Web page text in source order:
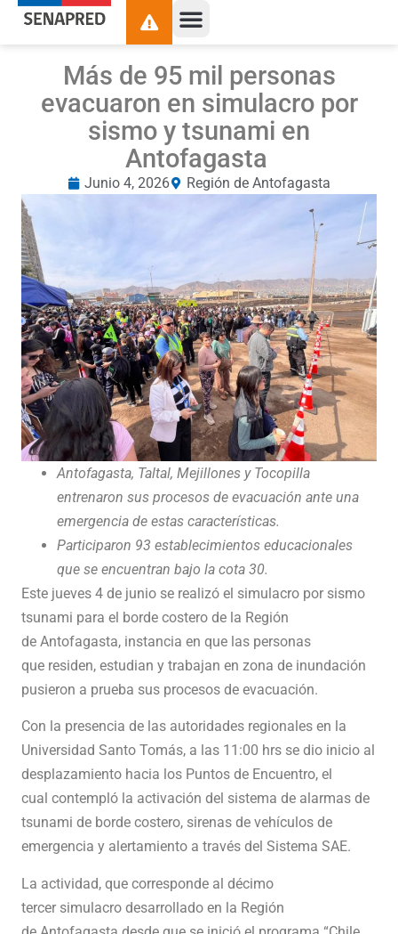
Más de 95 mil personas
evacuaron en simulacro por
sismo y tsunami en
Antofagasta
Junio 4, 2026 Región de Antofagasta
Antofagasta, Taltal, Mejillones y Tocopilla
entrenaron sus procesos de evacuación ante una
emergencia de estas características.
Participaron 93 establecimientos educacionales
que se encuentran bajo la cota 30.
Este jueves 4 de junio se realizó el simulacro por sismo
tsunami para el borde costero de la Región
de Antofagasta, instancia en que las personas
que residen, estudian y trabajan en zona de inundación
pusieron a prueba sus procesos de evacuación.
Con la presencia de las autoridades regionales en la
Universidad Santo Tomás, a las 11:00 hrs se dio inicio al
desplazamiento hacia los Puntos de Encuentro, el
cual contempló la activación del sistema de alarmas de
tsunami de borde costero, sirenas de vehículos de
emergencia y alertamiento a través del Sistema SAE.
La actividad, que corresponde al décimo
tercer simulacro desarrollado en la Región